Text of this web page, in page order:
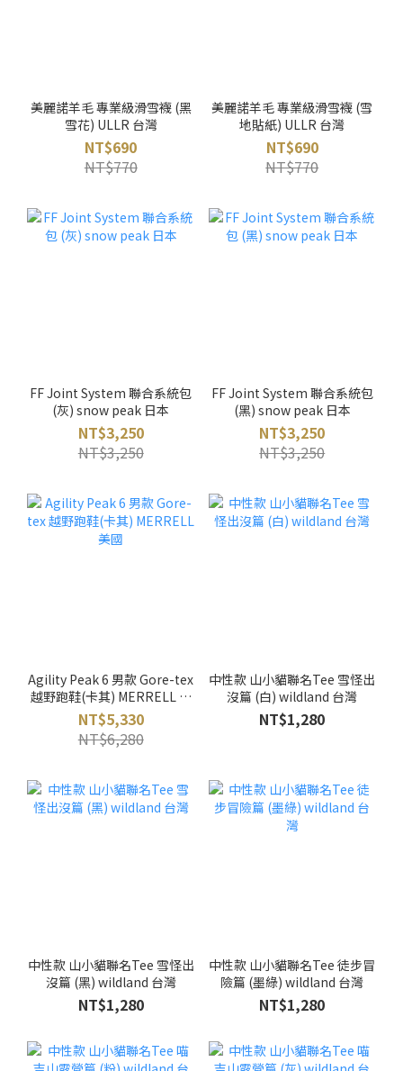
美麗諾羊毛 專業級滑雪襪 (黑
雪花) ULLR 台灣
NT$690
NT$770
美麗諾羊毛 專業級滑雪襪 (雪
地貼紙) ULLR 台灣
NT$690
NT$770
FF Joint System 聯合系統包
(灰) snow peak 日本
NT$3,250
NT$3,250
FF Joint System 聯合系統包
(黑) snow peak 日本
NT$3,250
NT$3,250
Agility Peak 6 男款 Gore-tex
越野跑鞋(卡其) MERRELL 美
國
NT$5,330
NT$6,280
中性款 山小貓聯名Tee 雪怪出
沒篇 (白) wildland 台灣
NT$1,280
中性款 山小貓聯名Tee 雪怪出
沒篇 (黑) wildland 台灣
NT$1,280
中性款 山小貓聯名Tee 徒步冒
險篇 (墨綠) wildland 台灣
NT$1,280